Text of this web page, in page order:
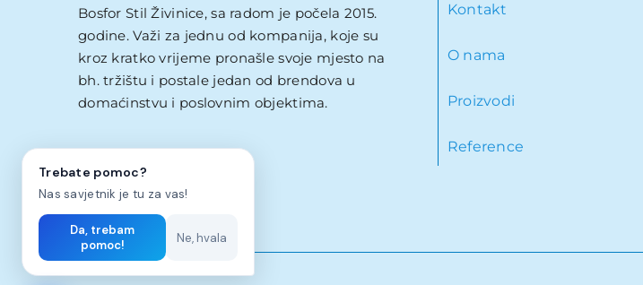
Trebate pomoc?
Nas savjetnik je tu za vas!
Da, trebam
pomoc!
Ne, hvala
Bosfor Stil Živinice, sa radom je počela 2015.
godine. Važi za jednu od kompanija, koje su
kroz kratko vrijeme pronašle svoje mjesto na
bh. tržištu i postale jedan od brendova u
domaćinstvu i poslovnim objektima.
Kontakt
O nama
Proizvodi
Reference